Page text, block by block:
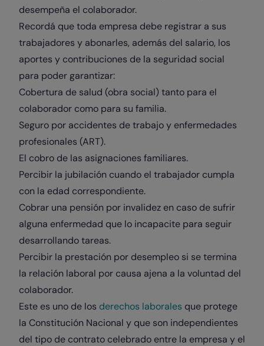
desempeña el colaborador.
Recordá que toda empresa debe registrar a sus
trabajadores y abonarles, además del salario, los
aportes y contribuciones de la seguridad social
para poder garantizar:
Cobertura de salud (obra social) tanto para el
colaborador como para su familia.
Seguro por accidentes de trabajo y enfermedades
profesionales (ART).
El cobro de las asignaciones familiares.
Percibir la jubilación cuando el trabajador cumpla
con la edad correspondiente.
Cobrar una pensión por invalidez en caso de sufrir
alguna enfermedad que lo incapacite para seguir
desarrollando tareas.
Percibir la prestación por desempleo si se termina
la relación laboral por causa ajena a la voluntad del
colaborador.
Este es uno de los derechos laborales que protege
la Constitución Nacional y que son independientes
del tipo de contrato celebrado entre la empresa y el